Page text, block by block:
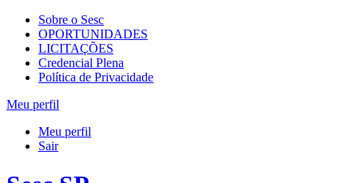
Sobre o Sesc
OPORTUNIDADES
LICITAÇÕES
Credencial Plena
Política de Privacidade
Meu perfil
Meu perfil
Sair